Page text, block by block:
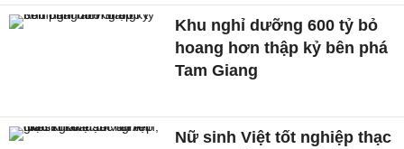
Khu nghỉ dưỡng 600 tỷ bỏ
hoang hơn thập kỷ bên phá
Tam Giang
Nữ sinh Việt tốt nghiệp thạc